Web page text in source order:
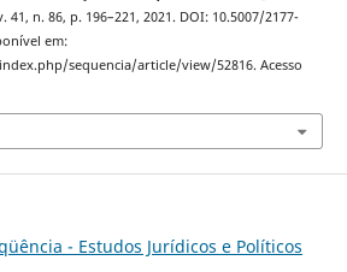
41, n. 86, p. 196–221, 2021. DOI: 10.5007/2177-
em:
sequencia/article/view/52816. Acesso
- Estudos Jurídicos e Políticos